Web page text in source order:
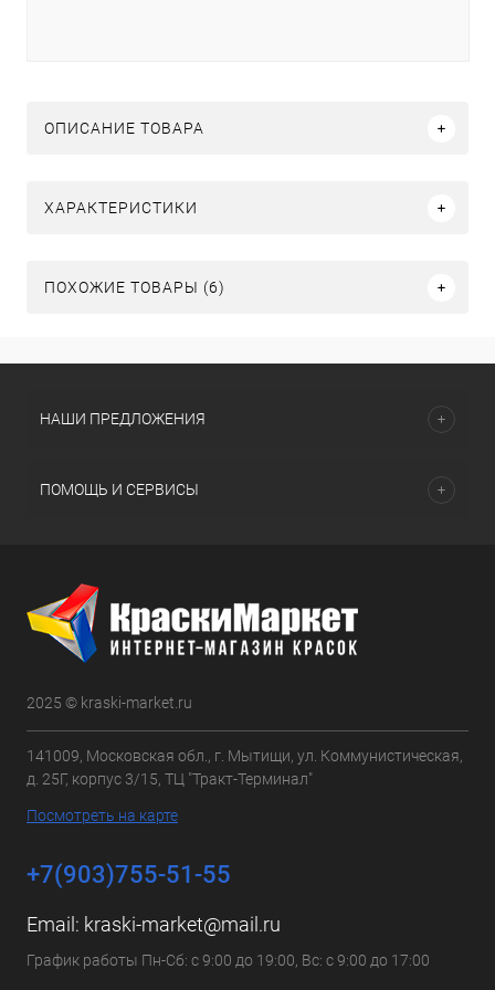
ОПИСАНИЕ ТОВАРА
ХАРАКТЕРИСТИКИ
ПОХОЖИЕ ТОВАРЫ (6)
НАШИ ПРЕДЛОЖЕНИЯ
ПОМОЩЬ И СЕРВИСЫ
2025 © kraski-market.ru
141009, Московская обл., г. Мытищи, ул. Коммунистическая,
д. 25Г, корпус 3/15, ТЦ "Тракт-Терминал"
Посмотреть на карте
+7(903)755-51-55
Email: kraski-market@mail.ru
График работы Пн-Сб: с 9:00 до 19:00, Вс: с 9:00 до 17:00